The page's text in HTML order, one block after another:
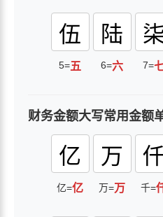
伍
5=五
陆
6=六
柒
7=
财务金额大写常用金额
亿
亿=亿
万
万=万 千=